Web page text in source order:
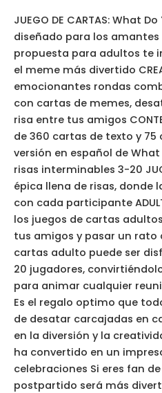
JUEGO DE CARTAS: What
diseñado para los amantes
propuesta para adultos te
el meme más divertido
emocionantes rondas
con cartas de memes,
risa entre tus amigos
de 360 cartas de texto y 75
versión en español de
risas interminables 3-20
épica llena de risas, donde
con cada participante
los juegos de cartas
tus amigos y pasar un rato
cartas adulto puede ser
20 jugadores,
para animar cualquier
Es el regalo optimo que
de desatar carcajadas en
en la diversión y la
ha convertido en un
celebraciones Si eres fan
postpartido será más